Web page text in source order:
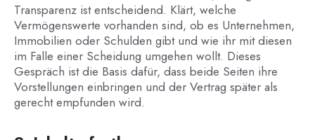
Transparenz ist entscheidend. Klärt, welche
Vermögenswerte vorhanden sind, ob es Unternehmen,
Immobilien oder Schulden gibt und wie ihr mit diesen
im Falle einer Scheidung umgehen wollt. Dieses
Gespräch ist die Basis dafür, dass beide Seiten ihre
Vorstellungen einbringen und der Vertrag später als
gerecht empfunden wird.